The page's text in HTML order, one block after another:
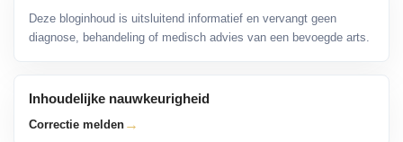
Deze bloginhoud is uitsluitend informatief en vervangt geen
diagnose, behandeling of medisch advies van een bevoegde arts.
Inhoudelijke nauwkeurigheid
Correctie melden →